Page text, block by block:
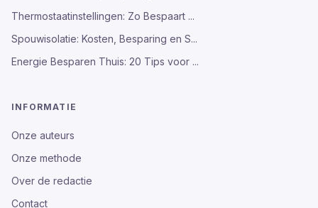
Thermostaatinstellingen: Zo Bespaart ...
Spouwisolatie: Kosten, Besparing en S...
Energie Besparen Thuis: 20 Tips voor ...
INFORMATIE
Onze auteurs
Onze methode
Over de redactie
Contact